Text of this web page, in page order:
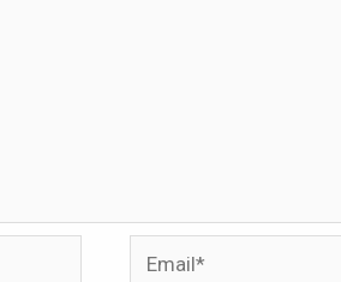
Email*